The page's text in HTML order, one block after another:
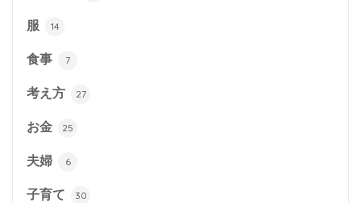
服 14
食事 7
考え方 27
お金 25
夫婦 6
子育て 30